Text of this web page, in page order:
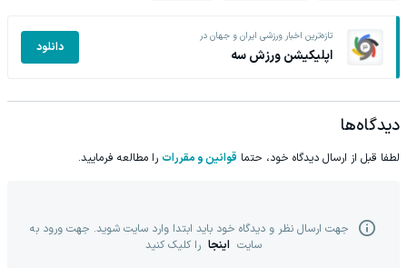
تازه‌ترین اخبار ورزشی ایران و جهان در
اپلیکیشن ورزش سه دانلود
دیدگاه‌ها
لطفا قبل از ارسال دیدگاه خود، حتما قوانین و مقررات را مطالعه فرمایید.
جهت ارسال نظر و دیدگاه خود باید ابتدا وارد سایت شوید. جهت ورود به
سایت اینجا را کلیک کنید